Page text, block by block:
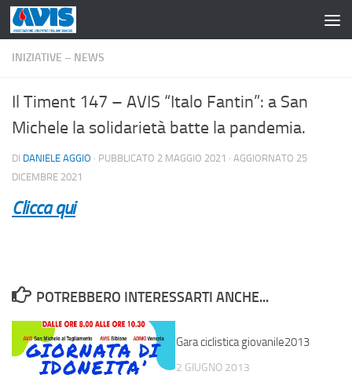
Salta al contenuto
INIZIATIVE – NEWS
Il Timent 147 – AVIS “Italo Fantin”: a San
Michele la solidarietà batte la pandemia.
DI DANIELE AGGIO · PUBBLICATO 2 MAGGIO 2021 · AGGIORNATO 25
DICEMBRE 2021
Clicca qui
POTREBBERO INTERESSARTI ANCHE...
Gara ciclistica giovanile2013
2 GIUGNO 2013